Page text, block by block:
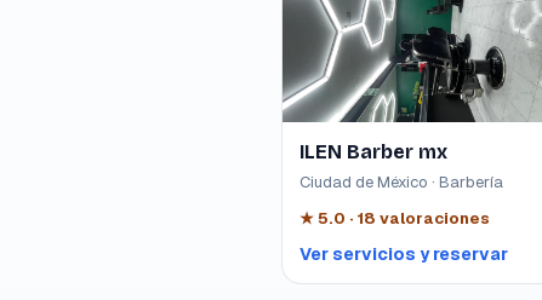
ILEN Barber mx
Ciudad de México · Barbería
★5.0 · 18 valoraciones
Ver servicios y reservar